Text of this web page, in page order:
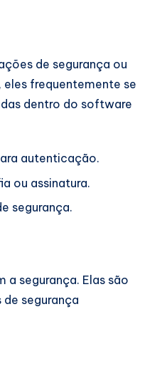
de segurança ou
eles frequentemente se
dentro do software
autenticação.
ou assinatura.
segurança.
a segurança. Elas são
segurança